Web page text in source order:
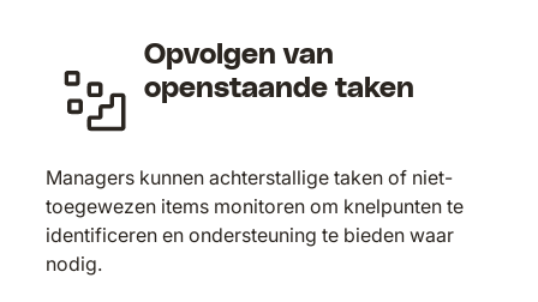
Opvolgen van
openstaande taken
Managers kunnen achterstallige taken of niet-
toegewezen items monitoren om knelpunten te
identificeren en ondersteuning te bieden waar
nodig.